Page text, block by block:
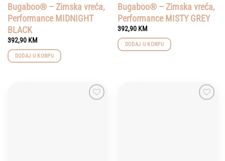
Bugaboo® – Zimska vreća,
Performance MIDNIGHT
BLACK
392,90 KM
DODAJ U KORPU
Bugaboo® – Zimska vreća,
Performance MISTY GREY
392,90 KM
DODAJ U KORPU